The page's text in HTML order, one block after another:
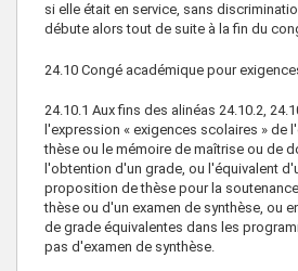
si elle était en service, sans
débute alors tout de suite à la fin du
24.10 Congé académique pour
24.10.1 Aux fins des alinéas 24.10.2,
l'expression « exigences scolaires » de
thèse ou le mémoire de maîtrise ou de
l'obtention d'un grade, ou l'équivalent
proposition de thèse pour la
thèse ou d'un examen de synthèse, ou
de grade équivalentes dans les
pas d'examen de synthèse.